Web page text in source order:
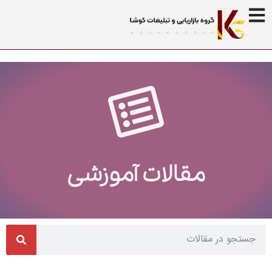
مقالات آموزشی